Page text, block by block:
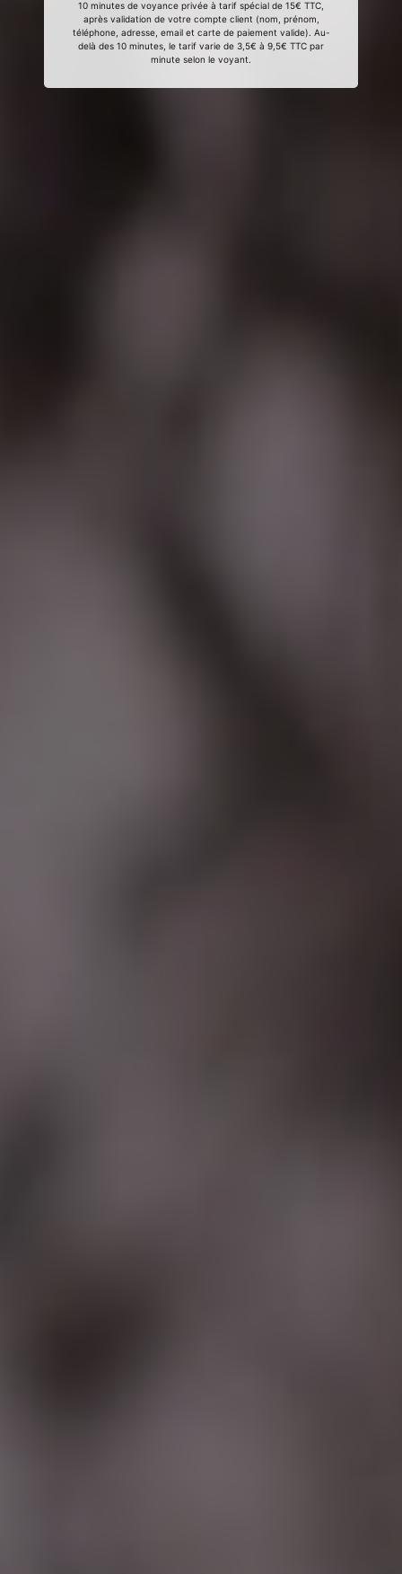
10 minutes de voyance privée à tarif spécial de 15€ TTC,
après validation de votre compte client (nom, prénom,
téléphone, adresse, email et carte de paiement valide). Au-
delà des 10 minutes, le tarif varie de 3,5€ à 9,5€ TTC par
minute selon le voyant.